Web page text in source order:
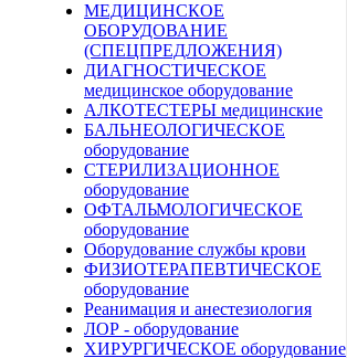
МЕДИЦИНСКОЕ
ОБОРУДОВАНИЕ
(СПЕЦПРЕДЛОЖЕНИЯ)
ДИАГНОСТИЧЕСКОЕ
медицинское оборудование
АЛКОТЕСТЕРЫ медицинские
БАЛЬНЕОЛОГИЧЕСКОЕ
оборудование
СТЕРИЛИЗАЦИОННОЕ
оборудование
ОФТАЛЬМОЛОГИЧЕСКОЕ
оборудование
Оборудование службы крови
ФИЗИОТЕРАПЕВТИЧЕСКОЕ
оборудование
Реанимация и анестезиология
ЛОР - оборудование
ХИРУРГИЧЕСКОЕ оборудование